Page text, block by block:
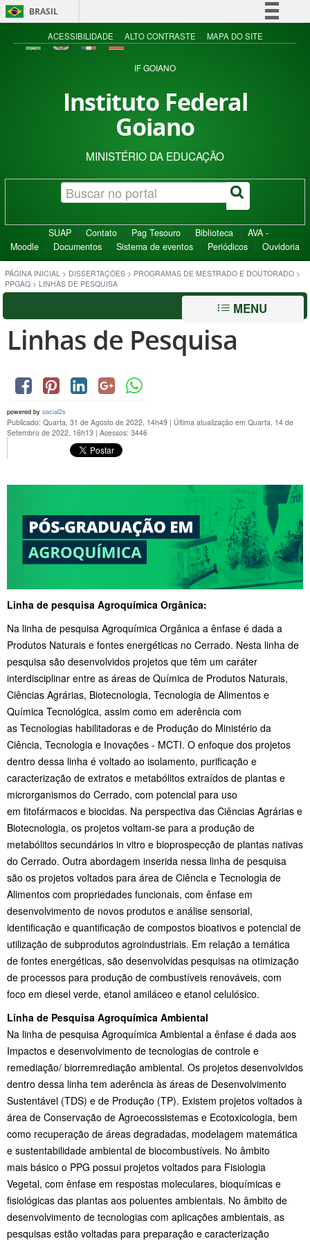
BRASIL
Simplifique!
Acesso à informação
ACESSIBILIDADE ALTO CONTRASTE MAPA DO SITE
IF GOIANO
Instituto Federal
Goiano
MINISTÉRIO DA EDUCAÇÃO
SUAP Contato Pag Tesouro Biblioteca
AVA -
Moodle
Documentos Sistema de eventos Periódicos Ouvidoria
PÁGINA INICIAL > DISSERTAÇÕES > PROGRAMAS DE MESTRADO E DOUTORADO >
PPGAQ > LINHAS DE PESQUISA
MENU
Linhas de Pesquisa
powered by social2s
Publicado: Quarta, 31 de Agosto de 2022, 14h49 | Última atualização em Quarta, 14 de
Setembro de 2022, 16h13 | Acessos: 3446
Linha de pesquisa Agroquímica Orgânica:
Na linha de pesquisa Agroquímica Orgânica a ênfase é dada a
Produtos Naturais e fontes energéticas no Cerrado. Nesta linha de
pesquisa são desenvolvidos projetos que têm um caráter
interdisciplinar entre as áreas de Química de Produtos Naturais,
Ciências Agrárias, Biotecnologia, Tecnologia de Alimentos e
Química Tecnológica, assim como em aderência com
as Tecnologias habilitadoras e de Produção do Ministério da
Ciência, Tecnologia e Inovações - MCTI. O enfoque dos projetos
dentro dessa linha é voltado ao isolamento, purificação e
caracterização de extratos e metabólitos extraídos de plantas e
microrganismos do Cerrado, com potencial para uso
em fitofármacos e biocidas. Na perspectiva das Ciências Agrárias e
Biotecnologia, os projetos voltam-se para a produção de
metabólitos secundários in vitro e bioprospecção de plantas nativas
do Cerrado. Outra abordagem inserida nessa linha de pesquisa
são os projetos voltados para área de Ciência e Tecnologia de
Alimentos com propriedades funcionais, com ênfase em
desenvolvimento de novos produtos e análise sensorial,
identificação e quantificação de compostos bioativos e potencial de
utilização de subprodutos agroindustriais. Em relação a temática
de fontes energéticas, são desenvolvidas pesquisas na otimização
de processos para produção de combustíveis renováveis, com
foco em diesel verde, etanol amiláceo e etanol celulósico.
Linha de Pesquisa Agroquímica Ambiental
Na linha de pesquisa Agroquímica Ambiental a ênfase é dada aos
Impactos e desenvolvimento de tecnologias de controle e
remediação/ biorremrediação ambiental. Os projetos desenvolvidos
dentro dessa linha tem aderência às áreas de Desenvolvimento
Sustentável (TDS) e de Produção (TP). Existem projetos voltados à
área de Conservação de Agroecossistemas e Ecotoxicologia, bem
como recuperação de áreas degradadas, modelagem matemática
e sustentabilidade ambiental de biocombustíveis. No âmbito
mais básico o PPG possui projetos voltados para Fisiologia
Vegetal, com ênfase em respostas moleculares, bioquímicas e
fisiológicas das plantas aos poluentes ambientais. No âmbito de
desenvolvimento de tecnologias com aplicações ambientais, as
pesquisas estão voltadas para preparação e caracterização